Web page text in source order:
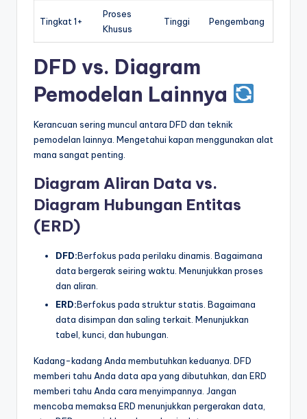
Tingkat 1+
Proses
Khusus
Tinggi Pengembang
DFD vs. Diagram
Pemodelan Lainnya
Kerancuan sering muncul antara DFD dan teknik
pemodelan lainnya. Mengetahui kapan menggunakan alat
mana sangat penting.
Diagram Aliran Data vs.
Diagram Hubungan Entitas
(ERD)
DFD:Berfokus pada perilaku dinamis. Bagaimana
data bergerak seiring waktu. Menunjukkan proses
dan aliran.
ERD:Berfokus pada struktur statis. Bagaimana
data disimpan dan saling terkait. Menunjukkan
tabel, kunci, dan hubungan.
Kadang-kadang Anda membutuhkan keduanya. DFD
memberi tahu Anda data apa yang dibutuhkan, dan ERD
memberi tahu Anda cara menyimpannya. Jangan
mencoba memaksa ERD menunjukkan pergerakan data,